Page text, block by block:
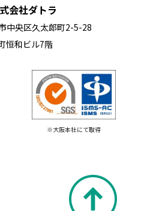
会社ダトラ
中央区久太郎町2-5-28
恒和ビル7階
※大阪本社にて取得